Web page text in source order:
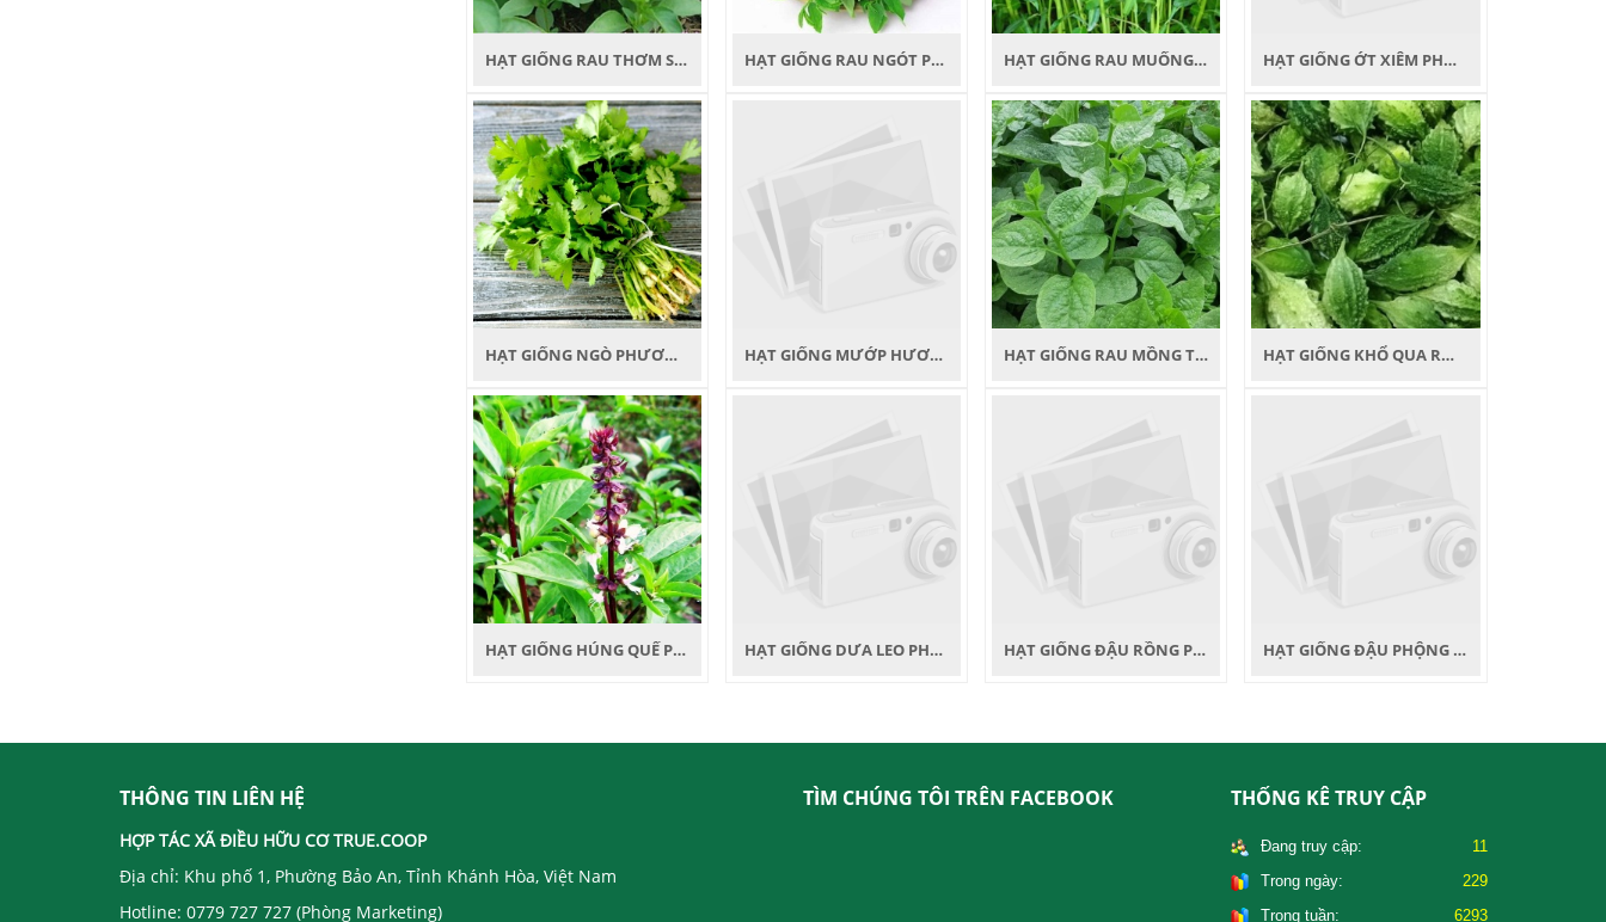
HẠT GIỐNG RAU THƠM SẢN (É TRẮNG) PHƯƠNG NAM HẠT GIỐNG RAU NGÓT PHƯƠNG NAM HẠT GIỐNG RAU MUỐNG PHƯƠNG NAM HẠT GIỐNG ỚT XIÊM PHƯƠNG NAM
HẠT GIỐNG NGÒ PHƯƠNG NAM HẠT GIỐNG MƯỚP HƯƠNG PHƯƠNG NAM HẠT GIỐNG RAU MỒNG TƠI PHƯƠNG NAM HẠT GIỐNG KHỔ QUA RỪNG PHƯƠNG NAM
HẠT GIỐNG HÚNG QUẾ PHƯƠNG NAM HẠT GIỐNG DƯA LEO PHƯƠNG NAM HẠT GIỐNG ĐẬU RỒNG PHƯƠNG NAM HẠT GIỐNG ĐẬU PHỘNG PHƯƠNG NAM
THÔNG TIN LIÊN HỆ
HỢP TÁC XÃ ĐIỀU HỮU CƠ TRUE.COOP ​
Địa chỉ: Khu phố 1, Phường Bảo An, Tỉnh Khánh Hòa, Việt Nam
Hotline: 0779 727 727 (Phòng Marketing)
TÌM CHÚNG TÔI TRÊN FACEBOOK THỐNG KÊ TRUY CẬP
Đang truy cập:
11
Trong ngày:
229
Trong tuần:
6293